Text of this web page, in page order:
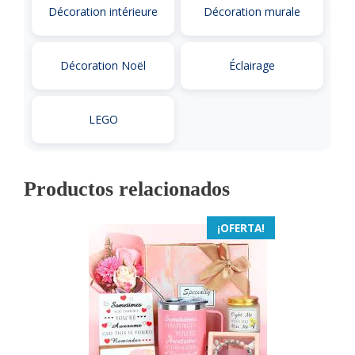
Décoration intérieure Décoration murale
Décoration Noël Éclairage
LEGO
Productos relacionados
¡OFERTA!